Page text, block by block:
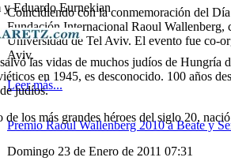
y Eduardo Eurnekian
las vidas de muchos judíos de Hungría
en 1945, es desconocido. 100 años
judíos.
los más grandes héroes del siglo 20,
Coincidiendo con la conmemoración del
Fundación Internacional Raoul Wallenberg,
Universidad de Tel Aviv. El evento fue co-
Aviv.
Leer más...
Premio Raoul Wallenberg 2010 a Beate y
Domingo 23 de Enero de 2011 07:31